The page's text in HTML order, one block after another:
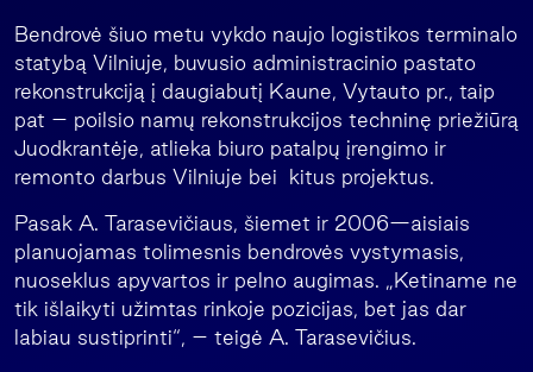
Bendrovė šiuo metu vykdo naujo logistikos terminalo
statybą Vilniuje, buvusio administracinio pastato
rekonstrukciją į daugiabutį Kaune, Vytauto pr., taip
pat – poilsio namų rekonstrukcijos techninę priežiūrą
Juodkrantėje, atlieka biuro patalpų įrengimo ir
remonto darbus Vilniuje bei kitus projektus.
Pasak A. Tarasevičiaus, šiemet ir 2006—aisiais
planuojamas tolimesnis bendrovės vystymasis,
nuoseklus apyvartos ir pelno augimas. „Ketiname ne
tik išlaikyti užimtas rinkoje pozicijas, bet jas dar
labiau sustiprinti“, – teigė A. Tarasevičius.